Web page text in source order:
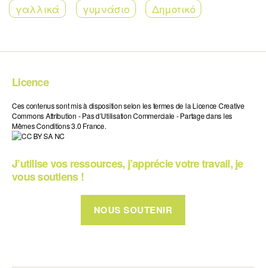
γαλλικά γυμνάσιο Δημοτικό
Licence
Ces contenus sont mis à disposition selon les termes de la Licence Creative
Commons Attribution - Pas d’Utilisation Commerciale - Partage dans les
Mêmes Conditions 3.0 France.
J’utilise vos ressources, j’apprécie votre travail, je
vous soutiens !
NOUS SOUTENIR